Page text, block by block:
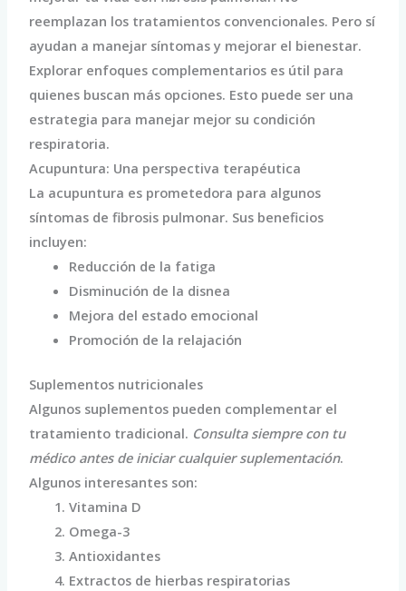
reemplazan los tratamientos convencionales. Pero sí
ayudan a manejar síntomas y mejorar el bienestar.
Explorar enfoques complementarios es útil para
quienes buscan más opciones. Esto puede ser una
estrategia para manejar mejor su condición
respiratoria.
Acupuntura: Una perspectiva terapéutica
La acupuntura es prometedora para algunos
síntomas de fibrosis pulmonar. Sus beneficios
incluyen:
Reducción de la fatiga
Disminución de la disnea
Mejora del estado emocional
Promoción de la relajación
Suplementos nutricionales
Algunos suplementos pueden complementar el
tratamiento tradicional. Consulta siempre con tu
médico antes de iniciar cualquier suplementación.
Algunos interesantes son:
Vitamina D
Omega-3
Antioxidantes
Extractos de hierbas respiratorias